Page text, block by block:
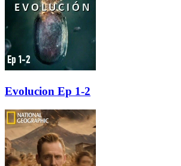
Evolucion Ep 1-2